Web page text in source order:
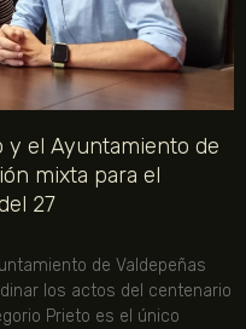
y el Ayuntamiento de
mixta para el
27
de Valdepeñas
los actos del centenario
Prieto es el único